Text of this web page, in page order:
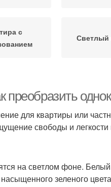
с
Светлый
преобразить
для квартиры или
свободы и
на светлом фоне.
зеленого